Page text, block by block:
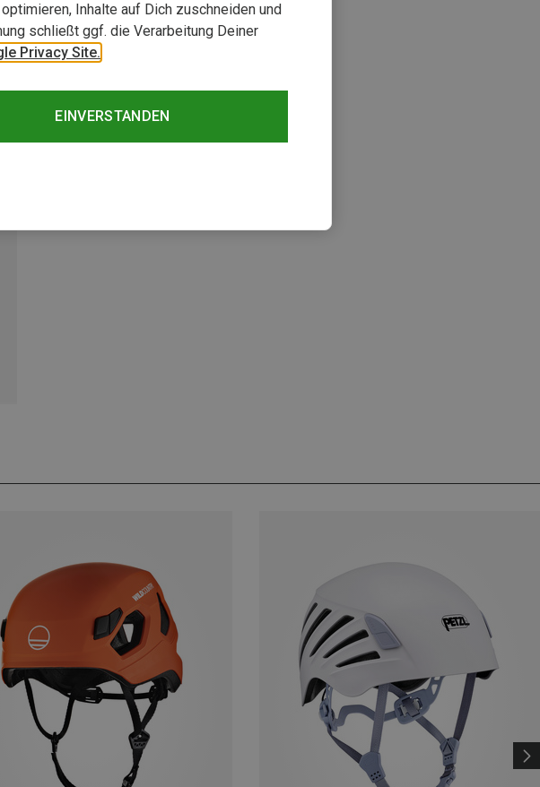
Inhalte auf Dich zuschneiden und
schließt ggf. die Verarbeitung Deiner
Privacy Site.
EINVERSTANDEN